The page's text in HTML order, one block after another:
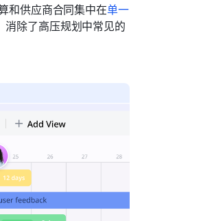
和供应商合同集中在单一
除了高压规划中常见的